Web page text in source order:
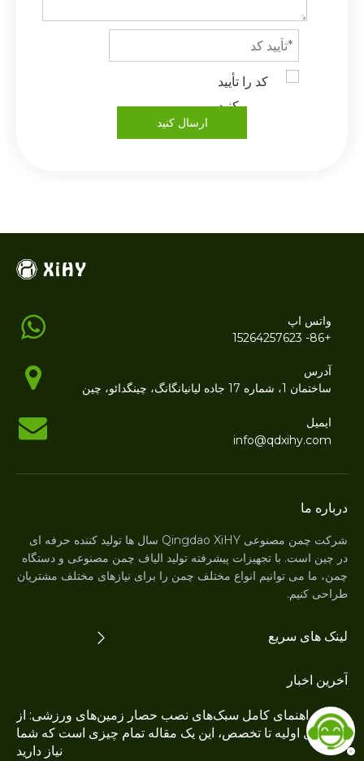
ارسال کنید
واتس اپ
+86- 15264257623
آدرس
ساختمان 1، شماره 17 جاده لیانیانگانگ، چینگدائو، چین
ایمیل
info@qdxihy.com
درباره ما
شرکت چمن مصنوعی Qingdao XiHY سال ها تولید کننده حرفه ای
در چین است. با تجهیزات پیشرفته تولید الیاف چمن مصنوعی و دستگاه
چمن، ما می توانیم انواع مختلف چمن را برای نیازهای مختلف مشتریان
طراحی کنیم.
لینک های سریع
آخرین اخبار
راهنمای کامل سبک‌های نصب حصار زمین‌های ورزشی: از
اصول اولیه تا تخصص، این یک مقاله تمام چیزی است که شما
نیاز دارید